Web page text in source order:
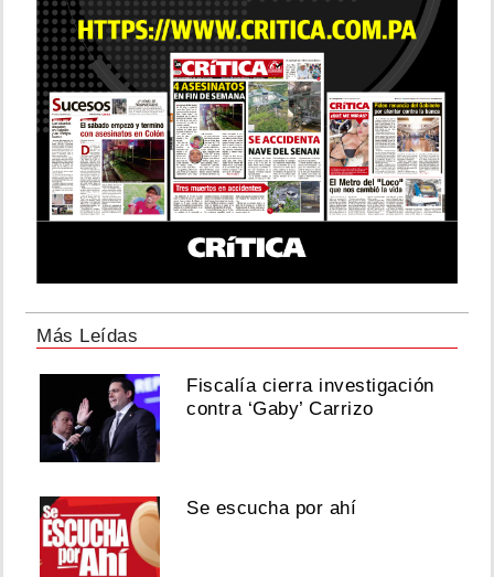
Más Leídas
Fiscalía cierra investigación
contra ‘Gaby’ Carrizo
Se escucha por ahí